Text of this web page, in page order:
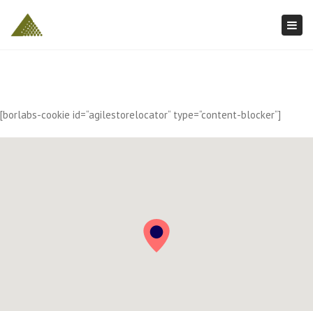
[borlabs-cookie id=“agilestorelocator“ type=“content-blocker“]